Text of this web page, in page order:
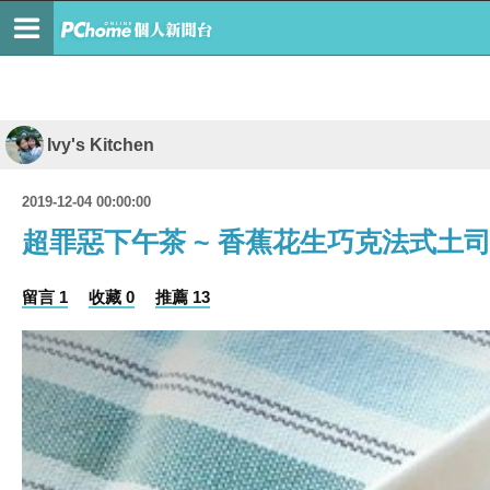
Ivy's Kitchen
2019-12-04 00:00:00
超罪惡下午茶 ~ 香蕉花生巧克法式土
留言 1 收藏 0 推薦 13